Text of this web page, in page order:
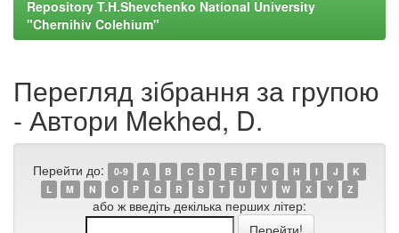
Repository T.H.Shevchenko National University
"Chernihiv Colehium"
Перегляд зібрання за групою
- Автори Mekhed, D.
Перейти до: 0-9 A B C D E F G H I J
K
L
M N O P Q R S T U V W X Y Z
або ж введіть декілька перших літер: